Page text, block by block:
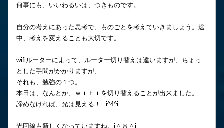
何事にも、いいわるいは、つきものです。
自分の考えにあった思考で、ものごとを考えていきましょう。途
中、考えを変えることも大切です。
wifiルーターによって、ルーター切り替えは違いますが、ちょっ
とした手間がかかりますが、
それも、勉強の１つ。
本日は、なんとか、ｗｉｆｉを切り替えることが出来ました。
諦めなければ、光は見える！ i^4^i
光回線も新しくなっていますね。i＾８＾i